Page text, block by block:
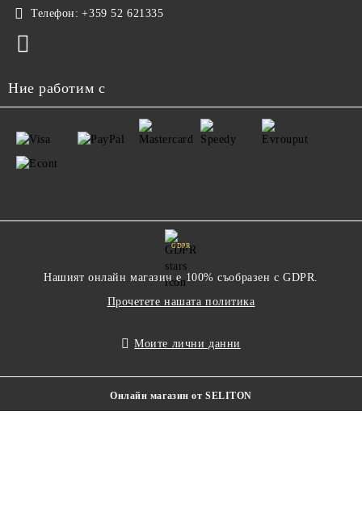
Телефон: +359 52 621335
Ние работим с
GDPR
Нашият онлайн магазин е 100% съобразен с GDPR.
Прочетете нашата политика
Моите лични данни
Онлайн магазин от SELITON